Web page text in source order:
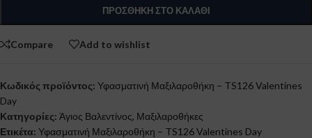
ΠΡΟΣΘΉΚΗ ΣΤΟ ΚΑΛΆΘΙ
Compare Add to wishlist
Κωδικός προϊόντος: Υφασματινή Μαξιλαροθήκη – TS126 Valentines
Day
Κατηγορίες: Άγιος Βαλεντίνος, Μαξιλαροθήκες
Ετικέτα: Υφασματινή Μαξιλαροθήκη – TS126 Valentines Day